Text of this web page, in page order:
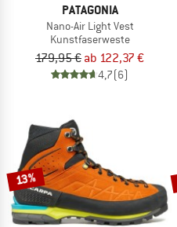
PATAGONIA
Nano-Air Light Vest
Kunstfaserweste
179,95 € ab 122,37 €
4,7(6)
13%